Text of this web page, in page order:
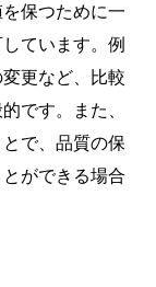
保つために一
ています。例
更など、比較
です。また、
で、品質の保
ができる場合